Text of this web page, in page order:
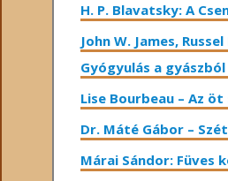
H. P. Blavatsky: A
John W. James,
Gyógyulás a gyászból
Lise Bourbeau – Az öt
Dr. Máté Gábor –
Márai Sándor: Füves